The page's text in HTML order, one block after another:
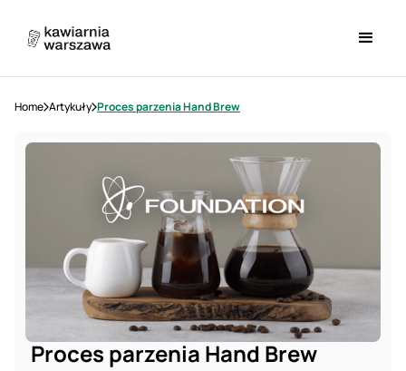
Home Artykuły Proces parzenia Hand Brew
Proces parzenia Hand Brew